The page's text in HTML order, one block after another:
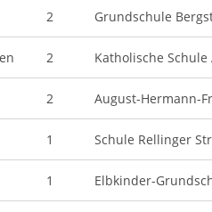
2 Grundschule
2 Katholische Schule
2 August-Hermann-
1 Schule Rellinger
1 Elbkinder-